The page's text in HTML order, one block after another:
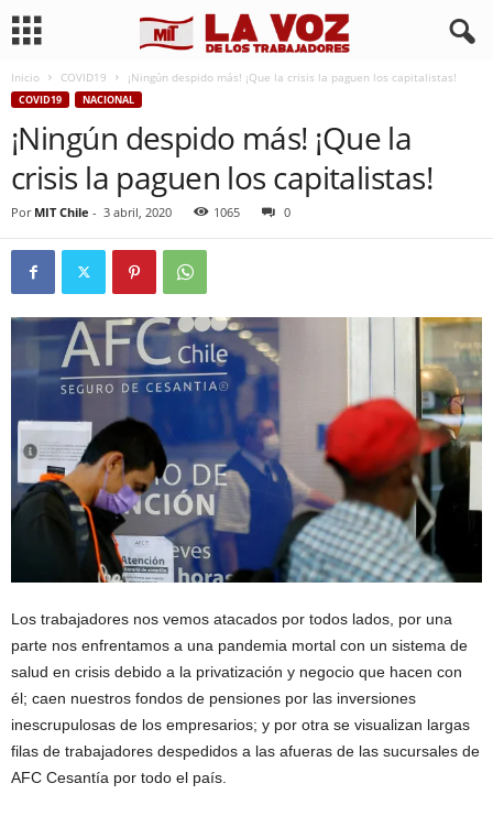
Inicio COVID19 ¡Ningún despido más! ¡Que la crisis la paguen los capitalistas!
COVID19 NACIONAL
¡Ningún despido más! ¡Que la
crisis la paguen los capitalistas!
Por MIT Chile - 3 abril, 2020 1065 0
Los trabajadores nos vemos atacados por todos lados, por una
parte nos enfrentamos a una pandemia mortal con un sistema de
salud en crisis debido a la privatización y negocio que hacen con
él; caen nuestros fondos de pensiones por las inversiones
inescrupulosas de los empresarios; y por otra se visualizan largas
filas de trabajadores despedidos a las afueras de las sucursales de
AFC Cesantía por todo el país.